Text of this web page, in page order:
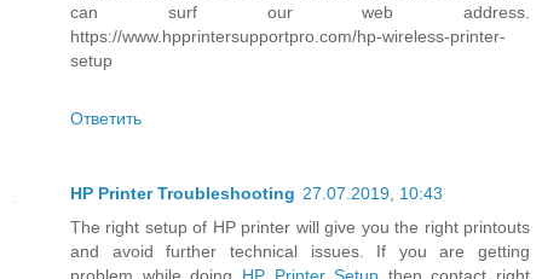
can surf our web address.
https://www.hpprintersupportpro.com/hp-wireless-printer-
setup
Ответить
HP Printer Troubleshooting 27.07.2019, 10:43
The right setup of HP printer will give you the right printouts
and avoid further technical issues. If you are getting